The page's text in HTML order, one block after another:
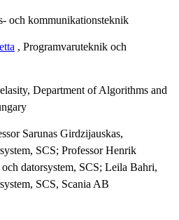
och kommunikationsteknik
, Programvaruteknik och
Department of Algorithms and
Sarunas Girdzijauskas,
SCS; Professor Henrik
datorsystem, SCS; Leila Bahri,
SCS, Scania AB